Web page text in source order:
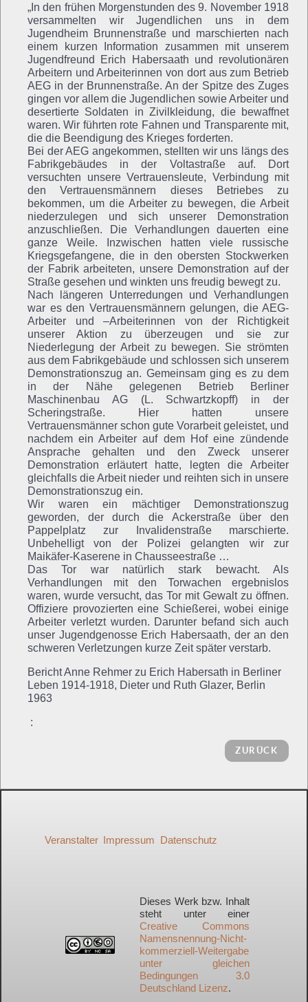
„In den frühen Morgenstunden des 9. November 1918
versammelten wir Jugendlichen uns in dem
Jugendheim Brunnenstraße und marschierten nach
einem kurzen Information zusammen mit unserem
Jugendfreund Erich Habersaath und revolutionären
Arbeitern und Arbeiterinnen von dort aus zum Betrieb
AEG in der Brunnenstraße. An der Spitze des Zuges
gingen vor allem die Jugendlichen sowie Arbeiter und
desertierte Soldaten in Zivilkleidung, die bewaffnet
waren. Wir führten rote Fahnen und Transparente mit,
die die Beendigung des Krieges forderten.
Bei der AEG angekommen, stellten wir uns längs des
Fabrikgebäudes in der Voltastraße auf. Dort
versuchten unsere Vertrauensleute, Verbindung mit
den Vertrauensmännern dieses Betriebes zu
bekommen, um die Arbeiter zu bewegen, die Arbeit
niederzulegen und sich unserer Demonstration
anzuschließen. Die Verhandlungen dauerten eine
ganze Weile. Inzwischen hatten viele russische
Kriegsgefangene, die in den obersten Stockwerken
der Fabrik arbeiteten, unsere Demonstration auf der
Straße gesehen und winkten uns freudig bewegt zu.
Nach längeren Unterredungen und Verhandlungen
war es den Vertrauensmännern gelungen, die AEG-
Arbeiter und –Arbeiterinnen von der Richtigkeit
unserer Aktion zu überzeugen und sie zur
Niederlegung der Arbeit zu bewegen. Sie strömten
aus dem Fabrikgebäude und schlossen sich unserem
Demonstrationszug an. Gemeinsam ging es zu dem
in der Nähe gelegenen Betrieb Berliner
Maschinenbau AG (L. Schwartzkopff) in der
Scheringstraße. Hier hatten unsere
Vertrauensmänner schon gute Vorarbeit geleistet, und
nachdem ein Arbeiter auf dem Hof eine zündende
Ansprache gehalten und den Zweck unserer
Demonstration erläutert hatte, legten die Arbeiter
gleichfalls die Arbeit nieder und reihten sich in unsere
Demonstrationszug ein.
Wir waren ein mächtiger Demonstrationszug
geworden, der durch die Ackerstraße über den
Pappelplatz zur Invalidenstraße marschierte.
Unbehelligt von der Polizei gelangten wir zur
Maikäfer-Kaserene in Chausseestraße …
Das Tor war natürlich stark bewacht. Als
Verhandlungen mit den Torwachen ergebnislos
waren, wurde versucht, das Tor mit Gewalt zu öffnen.
Offiziere provozierten eine Schießerei, wobei einige
Arbeiter verletzt wurden. Darunter befand sich auch
unser Jugendgenosse Erich Habersaath, der an den
schweren Verletzungen kurze Zeit später verstarb.
Bericht Anne Rehmer zu Erich Habersath in Berliner
Leben 1914-1918, Dieter und Ruth Glazer, Berlin
1963
:
ZURÜCK
Veranstalter Impressum Datenschutz
Dieses Werk bzw. Inhalt
steht unter einer
Creative Commons
Namensnennung-Nicht-
kommerziell-Weitergabe
unter gleichen
Bedingungen 3.0
Deutschland Lizenz.